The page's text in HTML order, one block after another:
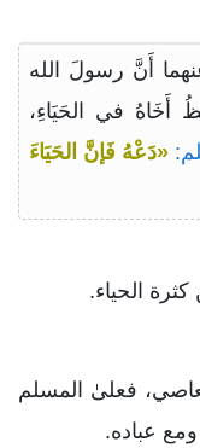
أَنَّ رسولَ الله
في الحَيَاءِ،
«دَعْهُ فَإنَّ الحَيَاءَ
الحياء.
فعلىٰ المسلم
ومع عباده.